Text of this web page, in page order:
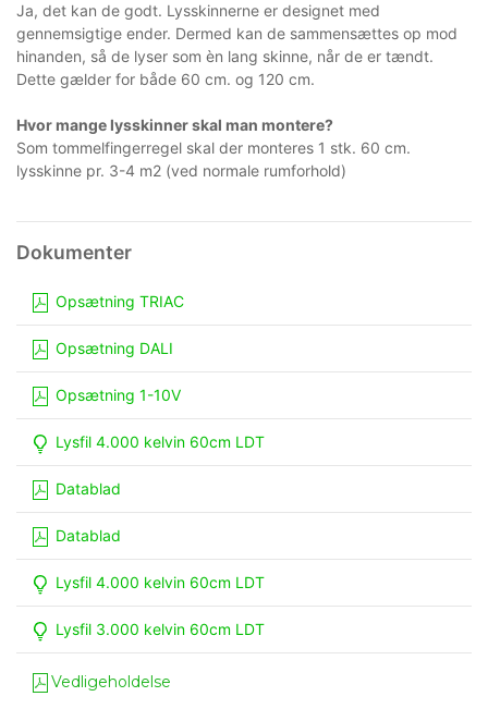
Ja, det kan de godt. Lysskinnerne er designet med
gennemsigtige ender. Dermed kan de sammensættes op mod
hinanden, så de lyser som èn lang skinne, når de er tændt.
Dette gælder for både 60 cm. og 120 cm.
Hvor mange lysskinner skal man montere?
Som tommelfingerregel skal der monteres 1 stk. 60 cm.
lysskinne pr. 3-4 m2 (ved normale rumforhold)
Opsætning TRIAC
Opsætning DALI
Opsætning 1-10V
Lysfil 4.000 kelvin 60cm LDT
Datablad
Datablad
Lysfil 4.000 kelvin 60cm LDT
Lysfil 3.000 kelvin 60cm LDT
Vedligeholdelse